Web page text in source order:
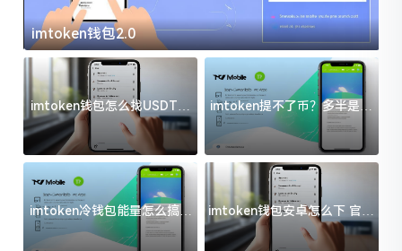
imtoken钱包2.0
imtoken钱包怎么找USDT地
址？三步搞定不踩坑
imtoken提不了币？多半是这
几件事没处理好
imtoken冷钱包能量怎么搞？
过来人告诉你门道
imtoken钱包安卓怎么下 官方
渠道避坑指南